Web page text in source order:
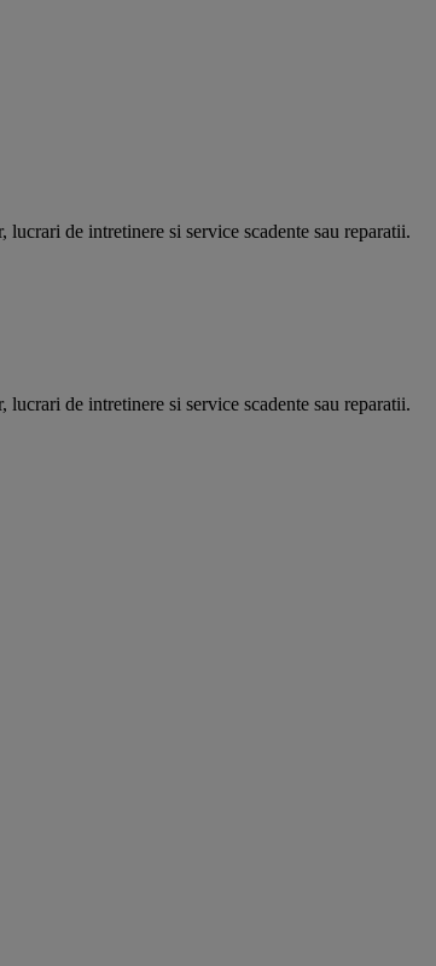
de intretinere si service scadente sau reparatii.
de intretinere si service scadente sau reparatii.